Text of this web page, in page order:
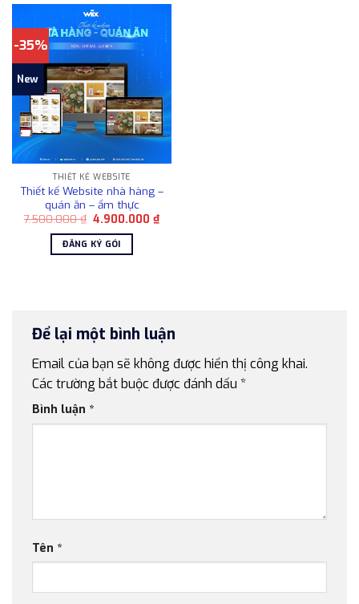
-35%
New
THIẾT KẾ WEBSITE
Thiết kế Website nhà hàng –
quán ăn – ẩm thực
7.500.000₫ Giá
là:
7.500.000 ₫.
4.900.000₫Giá
hiện
ĐĂNG KÝ GÓI
Để lại một bình luận
Email của bạn sẽ không được hiển thị công khai.
Các trường bắt buộc được đánh dấu *
Bình luận *
Tên *